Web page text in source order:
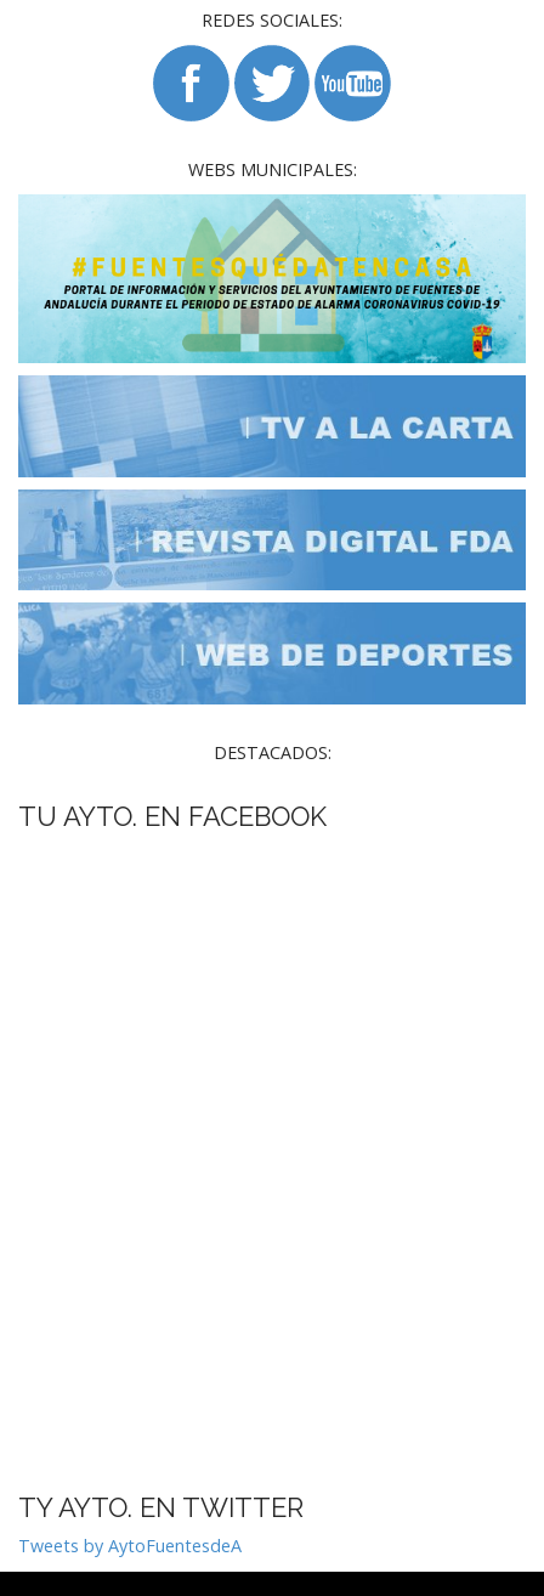
REDES SOCIALES:
WEBS MUNICIPALES:
DESTACADOS:
TU AYTO. EN FACEBOOK
TY AYTO. EN TWITTER
Tweets by AytoFuentesdeA